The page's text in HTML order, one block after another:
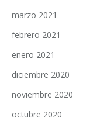
marzo 2021
febrero 2021
enero 2021
diciembre 2020
noviembre 2020
octubre 2020